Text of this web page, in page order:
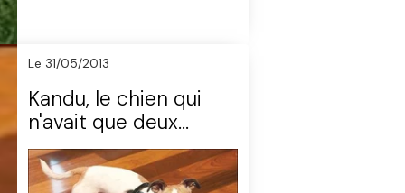
Le 31/05/2013
Kandu, le chien qui
n'avait que deux
pattes